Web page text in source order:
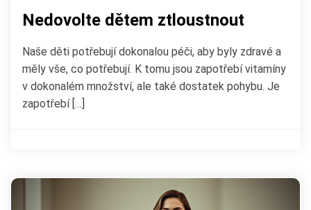
Nedovolte dětem ztloustnout
Naše děti potřebují dokonalou péči, aby byly zdravé a
měly vše, co potřebují. K tomu jsou zapotřebí vitamíny
v dokonalém množství, ale také dostatek pohybu. Je
zapotřebí […]